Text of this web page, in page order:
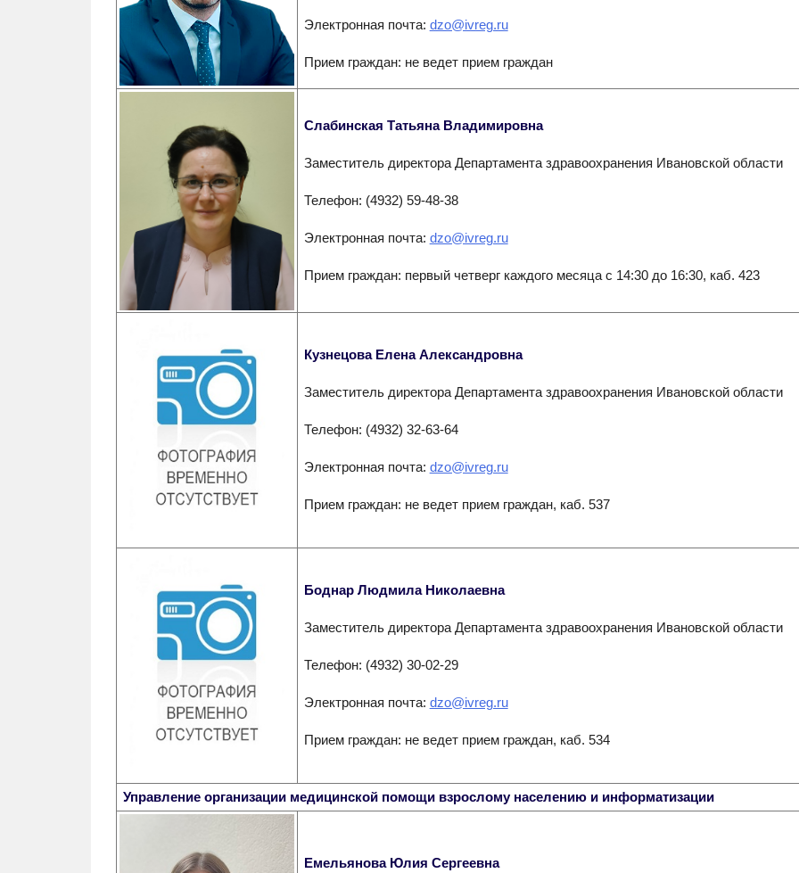
Электронная почта: dzo@ivreg.ru
Прием граждан: не ведет прием граждан
Слабинская Татьяна Владимировна
Заместитель директора Департамента здравоохранения Ивановской области
Телефон: (4932) 59-48-38
Электронная почта: dzo@ivreg.ru
Прием граждан: первый четверг каждого месяца с 14:30 до 16:30, каб. 423
Кузнецова Елена Александровна
Заместитель директора Департамента здравоохранения Ивановской области
Телефон: (4932) 32-63-64
Электронная почта: dzo@ivreg.ru
Прием граждан: не ведет прием граждан, каб. 537
Боднар Людмила Николаевна
Заместитель директора Департамента здравоохранения Ивановской области
Телефон: (4932) 30-02-29
Электронная почта: dzo@ivreg.ru
Прием граждан: не ведет прием граждан, каб. 534
Управление организации медицинской помощи взрослому населению и информатизации
Емельянова Юлия Сергеевна